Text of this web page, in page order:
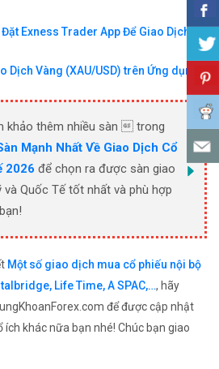
Exness Trader App Để Giao Dịch
Dịch Vàng (XAU/USD) trên Ứng dụng
khảo thêm nhiều sàn  trong
Mạnh Nhất Về Giao Dịch Cổ
2026 để chọn ra được sàn giao
Quốc Tế tốt nhất và phù hợp
Một số giao dịch mua cổ phiếu nội bộ
Life Time, A SPAC,…, hãy
để được cập nhật
khác nữa bạn nhé! Chúc bạn giao